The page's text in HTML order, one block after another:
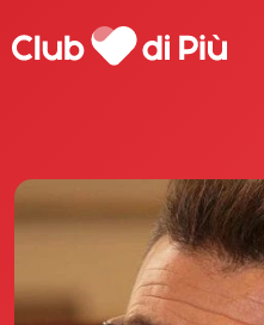
Scopri Club di Più
Le testimonianze